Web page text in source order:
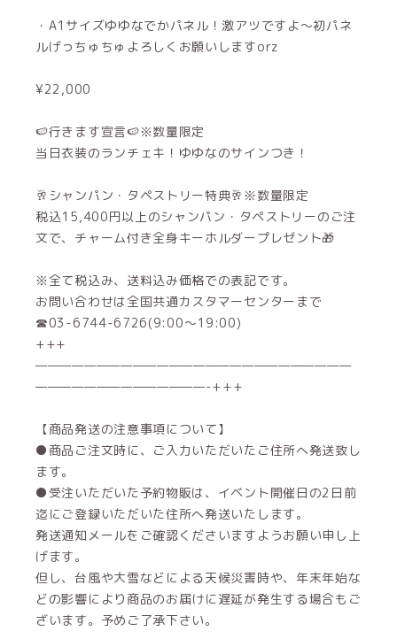
・A1サイズゆゆなでかパネル！激アツですよ〜初パネ
ルげっちゅちゅよろしくお願いしますorz
¥22,000
🍉行きます宣言🍉※数量限定
当日衣装のランチェキ！ゆゆなのサインつき！
🥂シャンパン・タペストリー特典🥂※数量限定
税込15,400円以上のシャンパン・タペストリーのご注
文で、チャーム付き全身キーホルダープレゼント🎁
※全て税込み、送料込み価格での表記です。
お問い合わせは全国共通カスタマーセンターまで
☎03-6744-6726(9:00～19:00)
+++
——————————————————————————
——————————————-+++
【商品発送の注意事項について】
●商品ご注文時に、ご入力いただいたご住所へ発送致し
ます。
●受注いただいた予約物販は、イベント開催日の2日前
迄にご登録いただいた住所へ発送いたします。
発送通知メールをご確認くださいますようお願い申し上
げます。
但し、台風や大雪などによる天候災害時や、年末年始な
どの影響により商品のお届けに遅延が発生する場合もご
ざいます。予めご了承下さい。